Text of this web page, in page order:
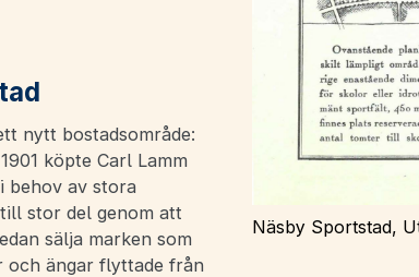
nytt bostadsområde:
köpte Carl Lamm
behov av stora
stor del genom att
sälja marken som
och ängar flyttade från
Näsby Sportstad,